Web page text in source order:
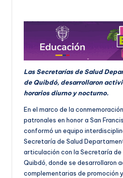
Las Secretarías de Salud
de Quibdó, desarrollaron
horarios diurno y nocturno.
En el marco de la
patronales en honor a San
conformó un equipo
Secretaría de Salud
articulación con la Secretaría de
Quibdó, donde se desarrollaron
complementarias de promoción